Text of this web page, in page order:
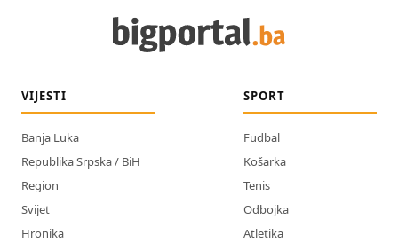
VIJESTI
Banja Luka
Republika Srpska / BiH
Region
Svijet
Hronika
SPORT
Fudbal
Košarka
Tenis
Odbojka
Atletika